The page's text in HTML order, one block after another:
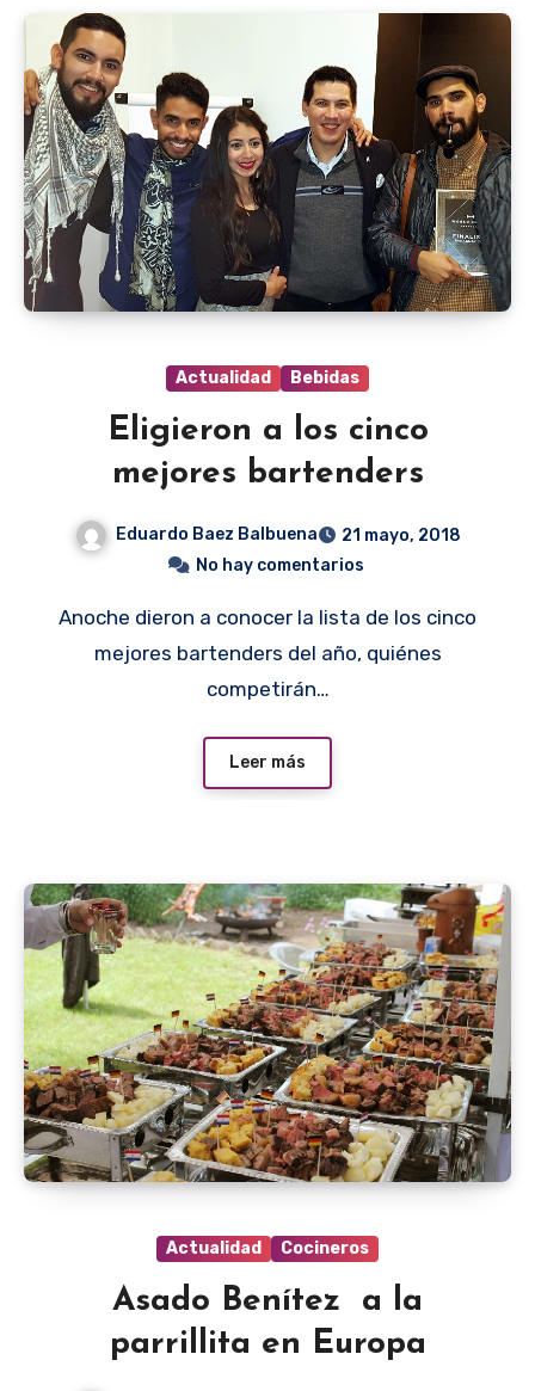
Actualidad Bebidas
Eligieron a los cinco
mejores bartenders
Eduardo Baez Balbuena
21 mayo, 2018
No hay comentarios
Anoche dieron a conocer la lista de los cinco
mejores bartenders del año, quiénes
competirán…
Leer más
Actualidad Cocineros
Asado Benítez a la
parrillita en Europa